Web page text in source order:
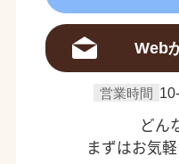
Web
営業時間
どん
まずはお気